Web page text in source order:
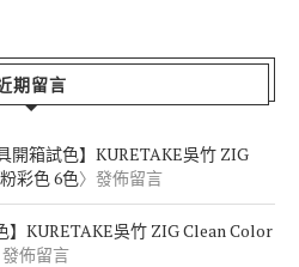
期留言
具開箱試色】KURETAKE吳竹 ZIG
彩色 6色〉發佈留言
】KURETAKE吳竹 ZIG Clean Color
佈留言